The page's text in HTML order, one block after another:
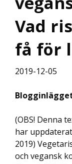
Vad
få för
2019-12-05
(OBS! Denna
har
2019)
och vegansk